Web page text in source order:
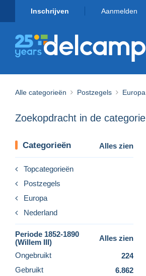
Inschrijven Aanmelden
Alle categorieën Postzegels Europa
Zoekopdracht in de categorie
Categorieën Alles zien
Topcategorieën
Postzegels
Europa
Nederland
Periode 1852-1890
(Willem III)
Alles zien
Ongebruikt
224
Gebruikt
6.862